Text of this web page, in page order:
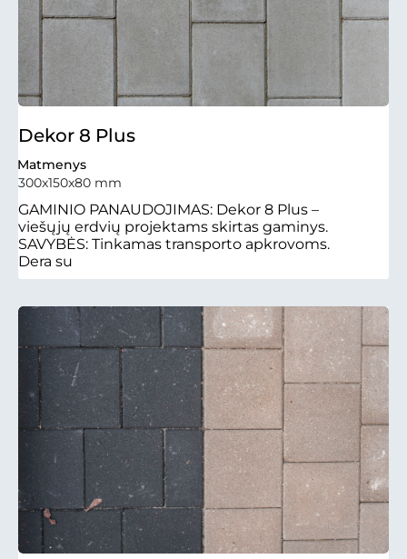
Dekor 8 Plus
Matmenys
300x150x80 mm
GAMINIO PANAUDOJIMAS: Dekor 8 Plus –
viešųjų erdvių projektams skirtas gaminys.
SAVYBĖS: Tinkamas transporto apkrovoms.
Dera su